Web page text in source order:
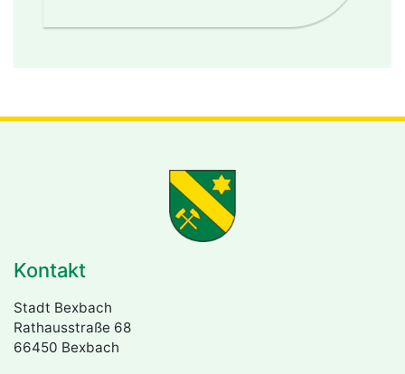
Kontakt
Stadt Bexbach
Rathausstraße 68
66450 Bexbach